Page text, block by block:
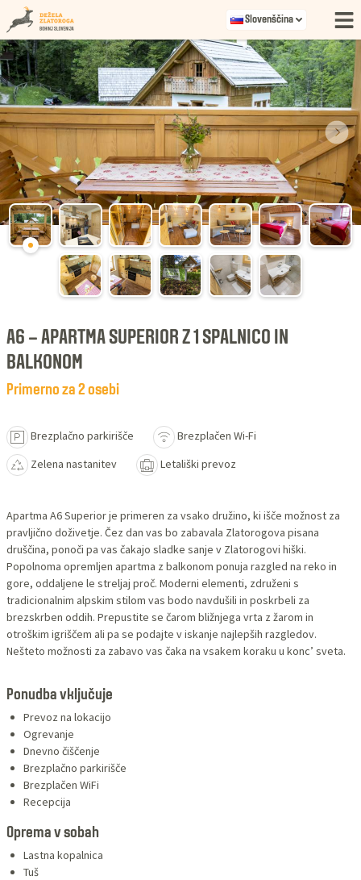
Slovenščina
A6 – APARTMA SUPERIOR Z 1 SPALNICO IN
BALKONOM
Primerno za 2 osebi
Brezplačno parkirišče
Brezplačen Wi-Fi
Zelena nastanitev
Letališki prevoz
Apartma A6 Superior je primeren za vsako družino, ki išče možnost za
pravljično doživetje. Čez dan vas bo zabavala Zlatorogova pisana
druščina, ponoči pa vas čakajo sladke sanje v Zlatorogovi hiški.
Popolnoma opremljen apartma z balkonom ponuja razgled na reko in
gore, oddaljene le streljaj proč. Moderni elementi, združeni s
tradicionalnim alpskim stilom vas bodo navdušili in poskrbeli za
brezskrben oddih. Prepustite se čarom bližnjega vrta z žarom in
otroškim igriščem ali pa se podajte v iskanje najlepših razgledov.
Nešteto možnosti za zabavo vas čaka na vsakem koraku u konc’ sveta.
Ponudba vključuje
Prevoz na lokacijo
Ogrevanje
Dnevno čiščenje
Brezplačno parkirišče
Brezplačen WiFi
Recepcija
Oprema v sobah
Lastna kopalnica
Tuš